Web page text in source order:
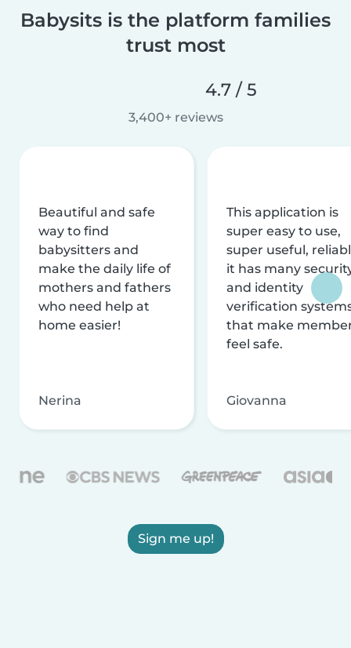
Babysits is the platform families
trust most
4.7 / 5
3,400+ reviews
Beautiful and safe
way to find
babysitters and
make the daily life of
mothers and fathers
who need help at
home easier!
Nerina
This application is
super easy to use,
super useful,
it has many
and identity
verification
that make
feel safe.
Giovanna
Sign me up!